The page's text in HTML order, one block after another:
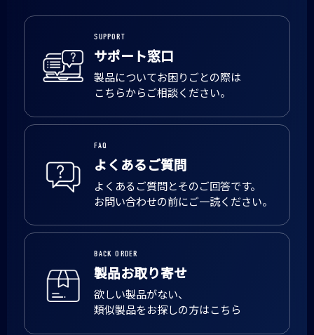
SUPPORT
サポート窓口
製品についてお困りごとの際は
こちらからご相談ください。
FAQ
よくあるご質問
よくあるご質問とそのご回答です。
お問い合わせの前にご一読ください。
BACK ORDER
製品お取り寄せ
欲しい製品がない、
類似製品をお探しの方はこちら